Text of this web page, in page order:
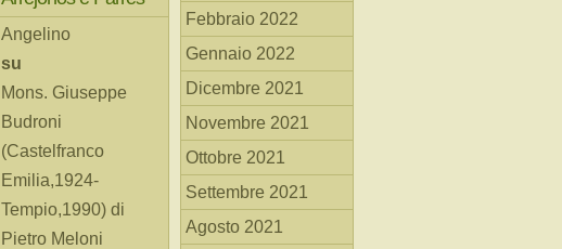
Angelino
su
Mons. Giuseppe
Budroni
(Castelfranco
Emilia,1924-
Tempio,1990) di
Pietro Meloni
Febbraio 2022
Gennaio 2022
Dicembre 2021
Novembre 2021
Ottobre 2021
Settembre 2021
Agosto 2021